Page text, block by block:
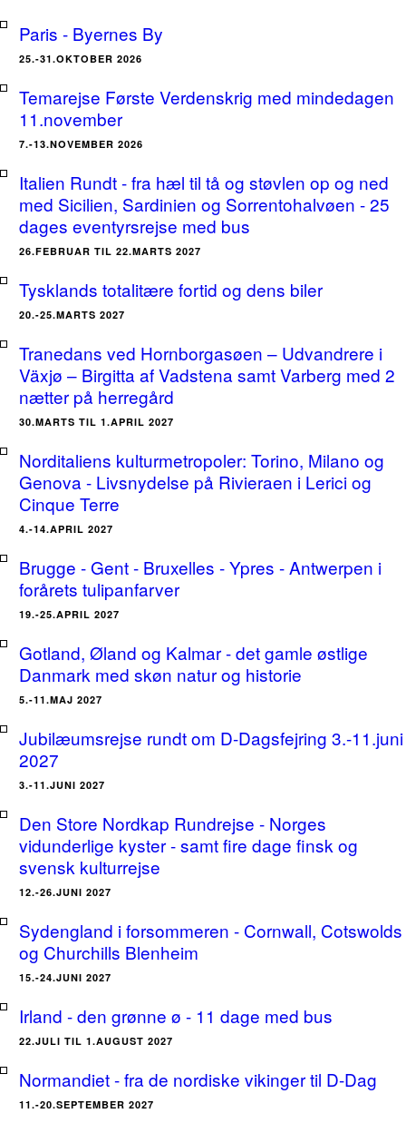
Paris - Byernes By
25.-31.OKTOBER 2026
Temarejse Første Verdenskrig med mindedagen
11.november
7.-13.NOVEMBER 2026
Italien Rundt - fra hæl til tå og støvlen op og ned
med Sicilien, Sardinien og Sorrentohalvøen - 25
dages eventyrsrejse med bus
26.FEBRUAR TIL 22.MARTS 2027
Tysklands totalitære fortid og dens biler
20.-25.MARTS 2027
Tranedans ved Hornborgasøen – Udvandrere i
Växjø – Birgitta af Vadstena samt Varberg med 2
nætter på herregård
30.MARTS TIL 1.APRIL 2027
Norditaliens kulturmetropoler: Torino, Milano og
Genova - Livsnydelse på Rivieraen i Lerici og
Cinque Terre
4.-14.APRIL 2027
Brugge - Gent - Bruxelles - Ypres - Antwerpen i
forårets tulipanfarver
19.-25.APRIL 2027
Gotland, Øland og Kalmar - det gamle østlige
Danmark med skøn natur og historie
5.-11.MAJ 2027
Jubilæumsrejse rundt om D-Dagsfejring 3.-11.juni
2027
3.-11.JUNI 2027
Den Store Nordkap Rundrejse - Norges
vidunderlige kyster - samt fire dage finsk og
svensk kulturrejse
12.-26.JUNI 2027
Sydengland i forsommeren - Cornwall, Cotswolds
og Churchills Blenheim
15.-24.JUNI 2027
Irland - den grønne ø - 11 dage med bus
22.JULI TIL 1.AUGUST 2027
Normandiet - fra de nordiske vikinger til D-Dag
11.-20.SEPTEMBER 2027